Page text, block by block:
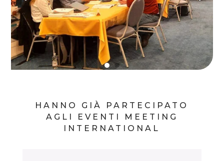
HANNO GIÀ PARTECIPATO
AGLI EVENTI MEETING
INTERNATIONAL